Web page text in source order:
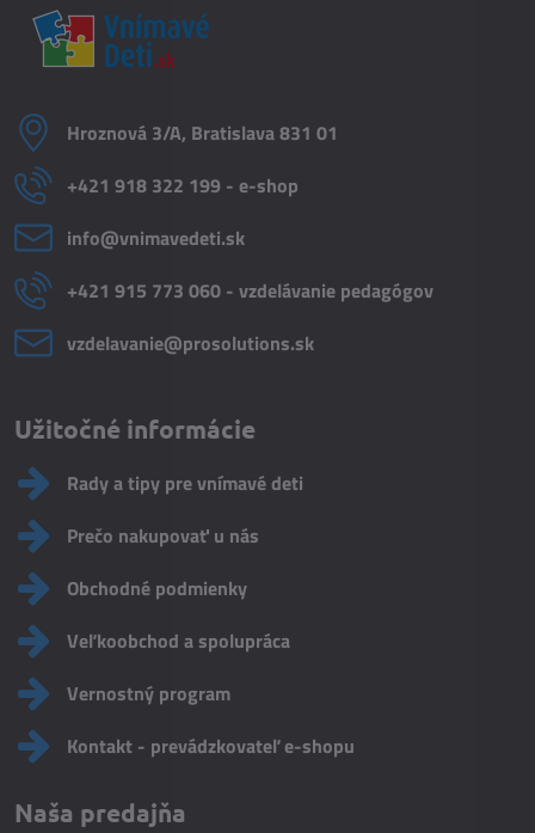
Hroznová 3/A, Bratislava 831 01
+421 918 322 199 - e-shop
info​@vnimavedeti​.sk
+421 915 773 060 - vzdelávanie pedagógov
vzdelavanie​@prosolutions​.sk
Užitočné informácie
Rady a tipy pre vnímavé deti
Prečo nakupovať u nás
Obchodné podmienky
Veľkoobchod a spolupráca
Vernostný program
Kontakt - prevádzkovateľ e-shopu
Naša predajňa